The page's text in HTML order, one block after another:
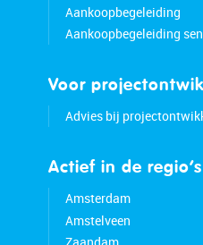
Aankoopbegeleiding
Aankoopbegeleiding
Voor
Advies bij
Actief in de regio’s
Amsterdam
Amstelveen